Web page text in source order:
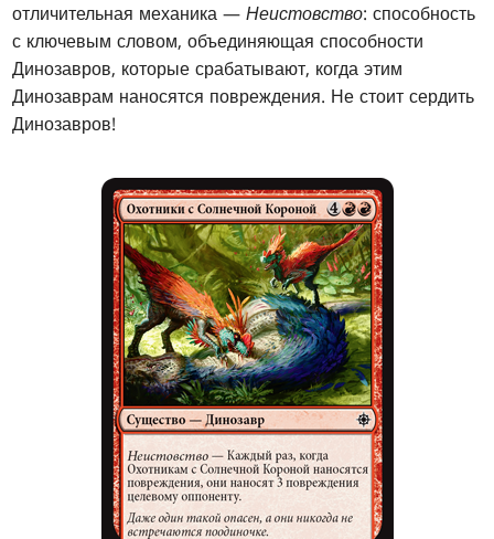
отличительная механика —Неистовство: способность
с ключевым словом, объединяющая способности
Динозавров, которые срабатывают, когда этим
Динозаврам наносятся повреждения. Не стоит сердить
Динозавров!